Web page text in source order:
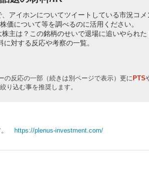
アイホンについてツイートしている市況コメ
について等を調べるのに活用ください。
主は？この銘柄のせいで退場に追いやられた
対する反応や考察の一覧。
の反応の一部（続きは別ページで表示）更にPTS
り込む事を推奨します。
https://plenus-investment.com/